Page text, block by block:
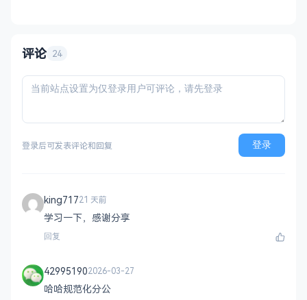
评论 24
登录后可发表评论和回复 登录
king71721 天前
学习一下，感谢分享
回复
429951902026-03-27
哈哈规范化分公